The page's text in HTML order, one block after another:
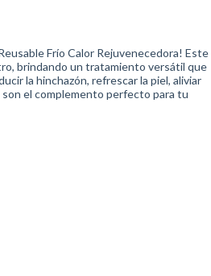
Frío Calor Rejuvenecedora! Este
brindando un tratamiento versátil que
la hinchazón, refrescar la piel, aliviar
el complemento perfecto para tu